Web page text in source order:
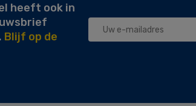
heeft ook in
Blijf op de